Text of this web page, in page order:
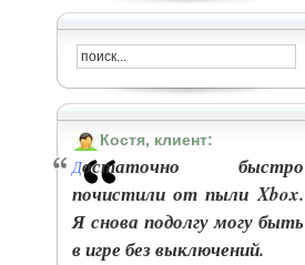
Костя, клиент:
Достаточно быстро
почистили от пыли Xbox.
Я снова подолгу могу быть
в игре без выключений.